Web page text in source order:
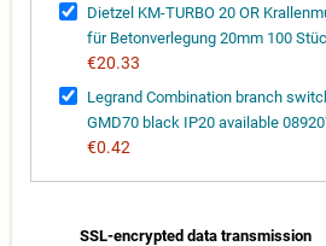
Dietzel KM-TURBO 20 OR
für Betonverlegung 20mm 100
€20.33
Legrand Combination branch
GMD70 black IP20 available
€0.42
SSL-encrypted data transmission